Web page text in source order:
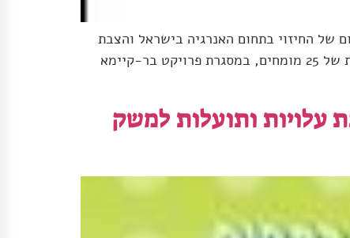
החיזוי בתחום האנרגיה בישראל והצבת
תכנית ראויה. הדו"ח שלהלן מבוסס בחלקו על שתי עבודות קודמות: האחת שהסתיימה ודווחה ב- 1999 על ידי צוות של 25 מומחים, במסגרת פרויקט בר-קיימא
עלויות ותועלות למשק